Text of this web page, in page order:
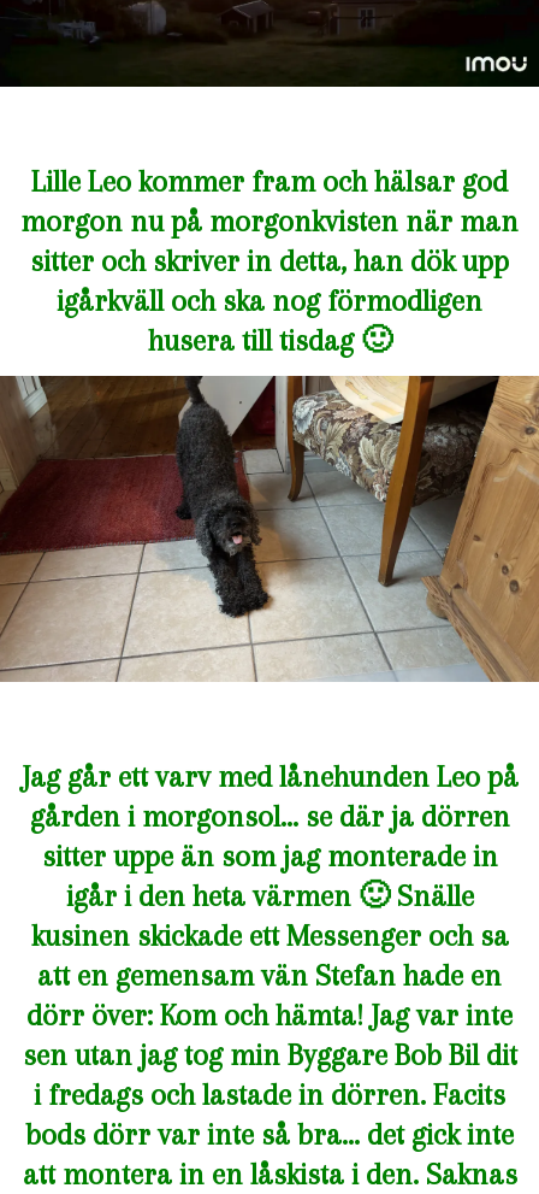
Lille Leo kommer fram och hälsar god
morgon nu på morgonkvisten när man
sitter och skriver in detta, han dök upp
igårkväll och ska nog förmodligen
husera till tisdag 🙂
Jag går ett varv med lånehunden Leo på
gården i morgonsol… se där ja dörren
sitter uppe än som jag monterade in
igår i den heta värmen 🙂 Snälle
kusinen skickade ett Messenger och sa
att en gemensam vän Stefan hade en
dörr över: Kom och hämta! Jag var inte
sen utan jag tog min Byggare Bob Bil dit
i fredags och lastade in dörren. Facits
bods dörr var inte så bra… det gick inte
att montera in en låskista i den. Saknas